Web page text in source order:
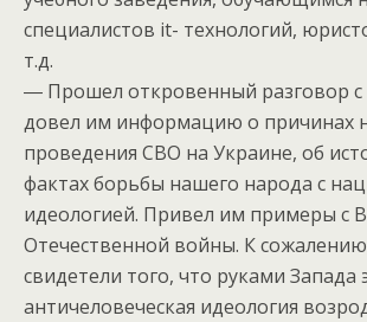
специалистов it- технологий,
т.д.
― Прошел откровенный разговор с
довел им информацию о причинах
проведения СВО на Украине, об
фактах борьбы нашего народа с
идеологией. Привел им примеры с
Отечественной войны. К
свидетели того, что руками Запада
античеловеческая идеология